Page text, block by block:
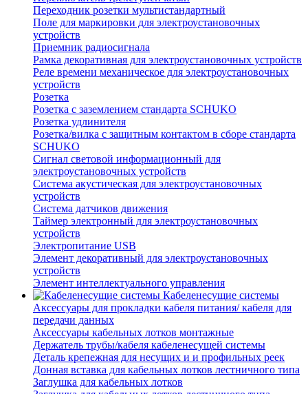
Переходник розетки мультистандартный
Поле для маркировки для электроустановочных
устройств
Приемник радиосигнала
Рамка декоративная для электроустановочных устройств
Реле времени механическое для электроустановочных
устройств
Розетка
Розетка с заземлением стандарта SCHUKO
Розетка удлинителя
Розетка/вилка с защитным контактом в сборе стандарта
SCHUKO
Сигнал световой информационный для
электроустановочных устройств
Система акустическая для электроустановочных
устройств
Система датчиков движения
Таймер электронный для электроустановочных
устройств
Электропитание USB
Элемент декоративный для электроустановочных
устройств
Элемент интеллектуального управления
Кабеленесущие системы
Аксессуары для прокладки кабеля питания/ кабеля для
передачи данных
Аксессуары кабельных лотков монтажные
Держатель трубы/кабеля кабеленесущей системы
Деталь крепежная для несущих и и профильных реек
Донная вставка для кабельных лотков лестничного типа
Заглушка для кабельных лотков